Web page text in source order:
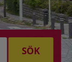
SÖK